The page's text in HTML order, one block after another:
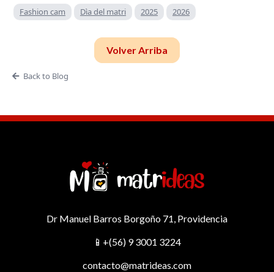
Fashion cam Dìa del matri 2025 2026
Volver Arriba
Back to Blog
Dr Manuel Barros Borgoño 71, Providencia
📱+(56) 9 3001 3224
contacto@matrideas.com